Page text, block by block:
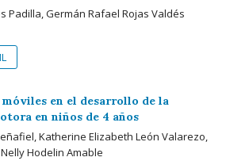
Padilla, Germán Rafael Rojas Valdés
en el desarrollo de la
en niños de 4 años
Katherine Elizabeth León Valarezo,
Hodelin Amable